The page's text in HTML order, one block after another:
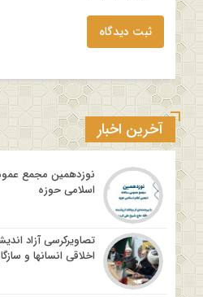
ثبت دیدگاه
آخرین اخبار
نوزدهمین مجمع
اسلامی حوزه
تصاویرکرسی آزاد
اخلاقی انسانها و